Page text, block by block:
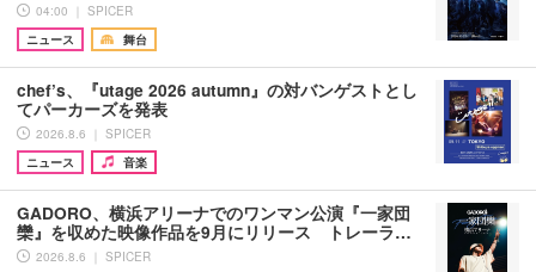
04:00 ｜ SPICER
ニュース
舞台
chef’s、『utage 2026 autumn』の対バンゲストとし
てパーカーズを発表
2026.8.6 ｜ SPICER
ニュース
音楽
GADORO、横浜アリーナでのワンマン公演『一家団
欒』を収めた映像作品を9月にリリース トレーラ…
2026.8.6 ｜ SPICER